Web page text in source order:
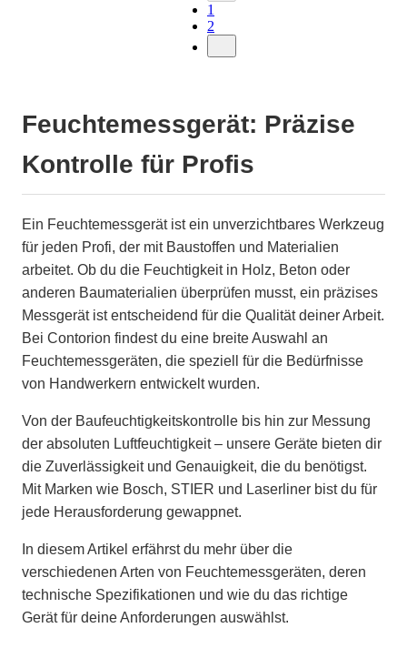
1
2
Feuchtemessgerät: Präzise
Kontrolle für Profis
Ein Feuchtemessgerät ist ein unverzichtbares Werkzeug
für jeden Profi, der mit Baustoffen und Materialien
arbeitet. Ob du die Feuchtigkeit in Holz, Beton oder
anderen Baumaterialien überprüfen musst, ein präzises
Messgerät ist entscheidend für die Qualität deiner Arbeit.
Bei Contorion findest du eine breite Auswahl an
Feuchtemessgeräten, die speziell für die Bedürfnisse
von Handwerkern entwickelt wurden.
Von der Baufeuchtigkeitskontrolle bis hin zur Messung
der absoluten Luftfeuchtigkeit – unsere Geräte bieten dir
die Zuverlässigkeit und Genauigkeit, die du benötigst.
Mit Marken wie Bosch, STIER und Laserliner bist du für
jede Herausforderung gewappnet.
In diesem Artikel erfährst du mehr über die
verschiedenen Arten von Feuchtemessgeräten, deren
technische Spezifikationen und wie du das richtige
Gerät für deine Anforderungen auswählst.